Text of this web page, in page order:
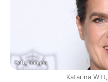
Getty Images
Katarina